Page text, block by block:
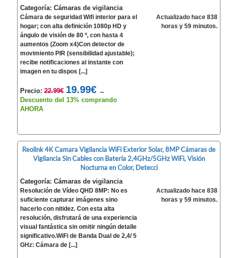
Categoría: Cámaras de vigilancia
Cámara de seguridad Wifi interior para el
hogar; con alta definición 1080p HD y
ángulo de visión de 80 º, con hasta 4
aumentos (Zoom x4)Con detector de
movimiento PIR (sensibilidad ajustable);
recibe notificaciones al instante con
imagen en tu dispos [...]
Precio:22.99€ 19.99€ →
Descuento del 13% comprando
AHORA
Actualizado hace 838
horas y 59 minutos.
Reolink 4K Camara Vigilancia WiFi Exterior Solar, 8MP Cámaras de
Vigilancia Sin Cables con Batería 2,4GHz/5GHz WiFi, Visión
Nocturna en Color, Detecci
Categoría: Cámaras de vigilancia
Resolución de Vídeo QHD 8MP: No es
suficiente capturar imágenes sino
hacerlo con nitidez. Con esta alta
resolución, disfrutará de una experiencia
visual fantástica sin omitir ningún detalle
significativo.WiFi de Banda Dual de 2,4/ 5
GHz: Cámara de [...]
Actualizado hace 838
horas y 59 minutos.